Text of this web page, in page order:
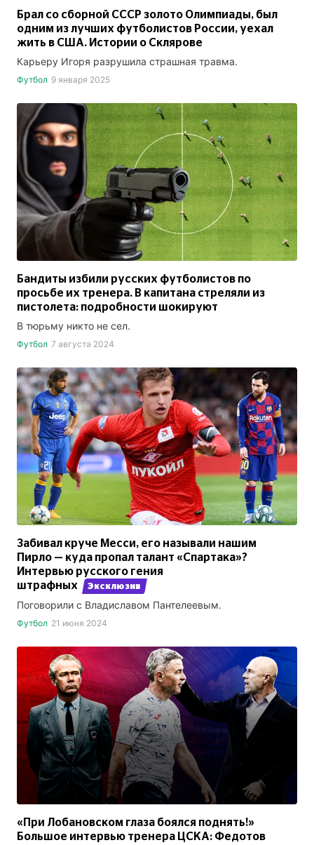
Брал со сборной СССР золото Олимпиады, был
одним из лучших футболистов России, уехал
жить в США. Истории о Склярове
Карьеру Игоря разрушила страшная травма.
Футбол 9 января 2025
Бандиты избили русских футболистов по
просьбе их тренера. В капитана стреляли из
пистолета: подробности шокируют
В тюрьму никто не сел.
Футбол 7 августа 2024
Забивал круче Месси, его называли нашим
Пирло — куда пропал талант «Спартака»?
Интервью русского гения
штрафных
Эксклюзив
Поговорили с Владиславом Пантелеевым.
Футбол 21 июня 2024
«При Лобановском глаза боялся поднять!»
Большое интервью тренера ЦСКА: Федотов